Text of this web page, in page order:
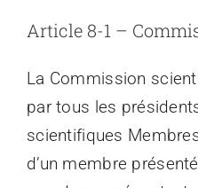
Article 8-1 –
La Commission
par tous les
scientifiques
d’un membre